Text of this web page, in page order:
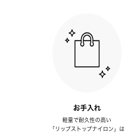
お手入れ
軽量で耐久性の高い
「リップストップナイロン」は